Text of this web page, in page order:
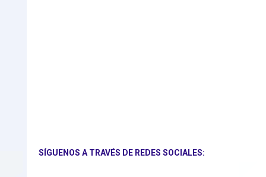
SÍGUENOS A TRAVÉS DE REDES SOCIALES: